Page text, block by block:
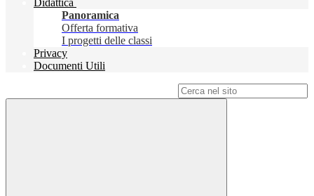
Didattica
Panoramica
Offerta formativa
I progetti delle classi
Privacy
Documenti Utili